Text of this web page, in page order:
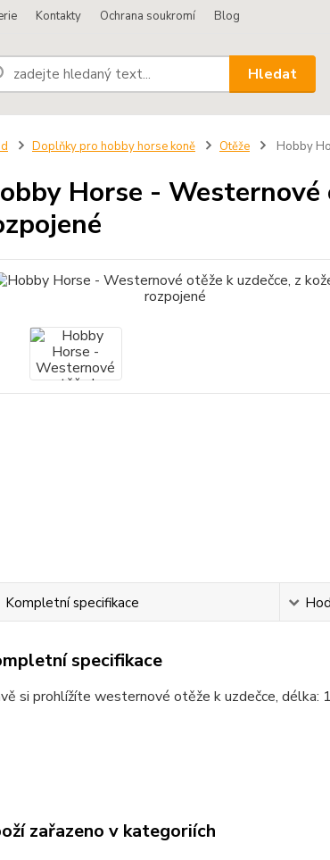
Kontakty Ochrana soukromí Blog
Hledat
Doplňky pro hobby horse koně Otěže Hobby
Horse - Westernové
Kompletní specifikace
specifikace
si prohlížíte westernové otěže k uzdečce, délka:
zařazeno v kategoriích